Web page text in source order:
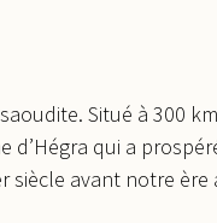
Situé à 300
d’Hégra qui a
siècle avant notre ère